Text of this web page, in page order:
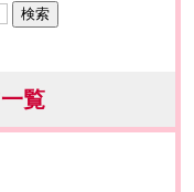
検索
覧